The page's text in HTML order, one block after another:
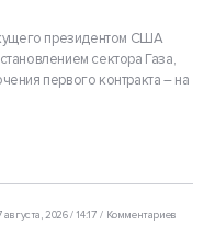
президентом США
сектора Газа,
первого контракта – на
августа, 2026 / 14:17
Комментариев